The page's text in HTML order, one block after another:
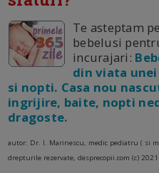
Te asteptam
bebelusi
incurajari:
din viata
si nopti. Casa nou
ingrijire, baite, nopti
dragoste.
autor: Dr. I. Marinescu, medic pediatru ( si
drepturile rezervate, desprecopii.com (c) 2021